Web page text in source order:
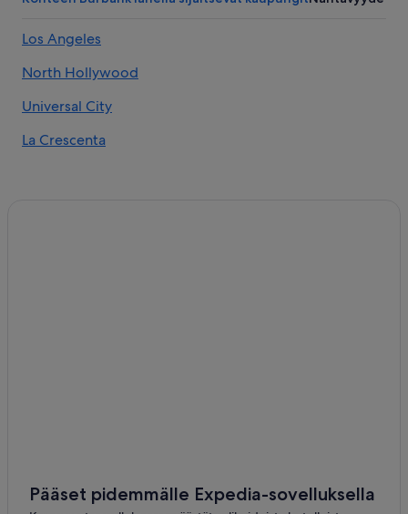
Los Angeles
North Hollywood
Universal City
La Crescenta
Pääset pidemmälle Expedia-sovelluksella